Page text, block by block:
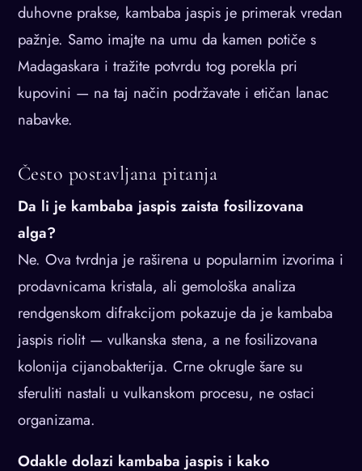
duhovne prakse, kambaba jaspis je primerak vredan
pažnje. Samo imajte na umu da kamen potiče s
Madagaskara i tražite potvrdu tog porekla pri
kupovini — na taj način podržavate i etičan lanac
nabavke.
Često postavljana pitanja
Da li je kambaba jaspis zaista fosilizovana
alga?
Ne. Ova tvrdnja je raširena u popularnim izvorima i
prodavnicama kristala, ali gemološka analiza
rendgenskom difrakcijom pokazuje da je kambaba
jaspis riolit — vulkanska stena, a ne fosilizovana
kolonija cijanobakterija. Crne okrugle šare su
sferuliti nastali u vulkanskom procesu, ne ostaci
organizama.
Odakle dolazi kambaba jaspis i kako